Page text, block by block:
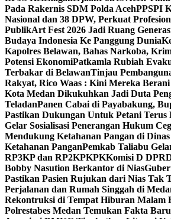
Pada Rakernis SDM Polda AcehPPSPI
Nasional dan 38 DPW, Perkuat
PublikArt Fest 2026 Jadi Ruang
Budaya Indonesia Ke Panggung Dunia
Kapolres Belawan, Bahas Narkoba,
Potensi EkonomiPatkamla Rubiah
Terbakar di BelawanTinjau
Rakyat, Rico Waas : Kini Mereka
Kota Medan Dikukuhkan Jadi Duta
TeladanPanen Cabai di Payabakung,
Pastikan Dukungan Untuk Petani Terus
Gelar Sosialisasi Penerangan Hukum
Mendukung Ketahanan Pangan di
Ketahanan PanganPemkab Taliabu
RP3KP dan RP2KPKPKKomisi D
Bobby Nasution Berkantor di Nias
Pastikan Pasien Rujukan dari Nias Tak
Perjalanan dan Rumah Singgah di
Rekontruksi di Tempat Hiburan Malam
Polrestabes Medan Temukan Fakta Baru